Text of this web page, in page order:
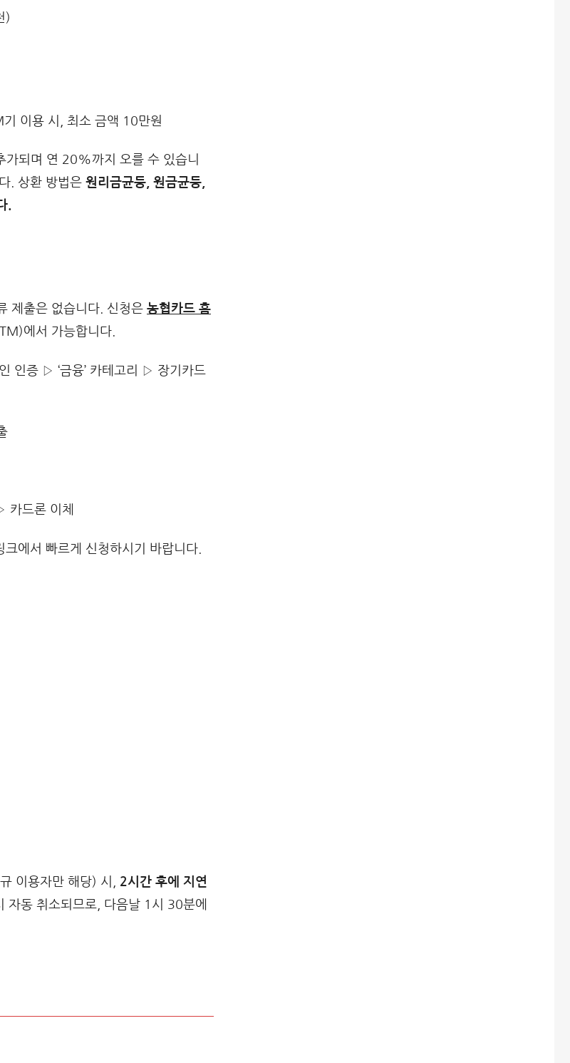
이용 시, 최소 금액 10만원
가되며 연 20%까지 오를 수 있습니
. 상환 방법은 원리금균등, 원금균등,
.
제출은 없습니다. 신청은 농협카드 홈
에서 가능합니다.
인증 ▷ ‘금융’ 카테고리 ▷ 장기카드
카드론 이체
에서 빠르게 신청하시기 바랍니다.
이용자만 해당) 시, 2시간 후에 지연
동 취소되므로, 다음날 1시 30분에